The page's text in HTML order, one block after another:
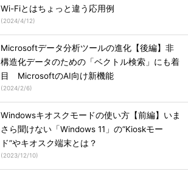
Wi-Fiとはちょっと違う応用例
(2024/4/12)
Microsoftデータ分析ツールの進化【後編】非
構造化データのための「ベクトル検索」にも着
目 MicrosoftのAI向け新機能
(2024/2/6)
Windowsキオスクモードの使い方【前編】いま
さら聞けない「Windows 11」の“Kioskモー
ド”やキオスク端末とは？
(2023/12/10)